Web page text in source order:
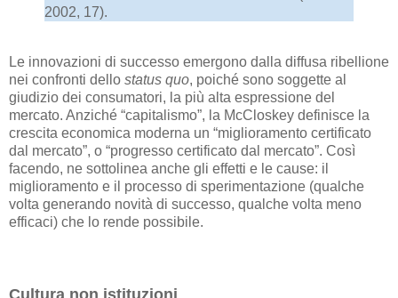
2002, 17).
Le innovazioni di successo emergono dalla diffusa ribellione
nei confronti dello status quo, poiché sono soggette al
giudizio dei consumatori, la più alta espressione del
mercato. Anziché “capitalismo”, la McCloskey definisce la
crescita economica moderna un “miglioramento certificato
dal mercato”, o “progresso certificato dal mercato”. Così
facendo, ne sottolinea anche gli effetti e le cause: il
miglioramento e il processo di sperimentazione (qualche
volta generando novità di successo, qualche volta meno
efficaci) che lo rende possibile.
Cultura non istituzioni